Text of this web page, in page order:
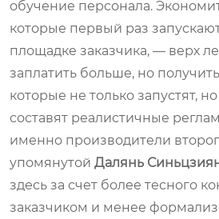
обучение персонала.
которые первый раз
площадке заказчика, — верх
заплатить больше, но
которые не только запустят,
составят реалистичные
именно производители
упомянутой Далянь
здесь за счет более тесного
заказчиком и менее